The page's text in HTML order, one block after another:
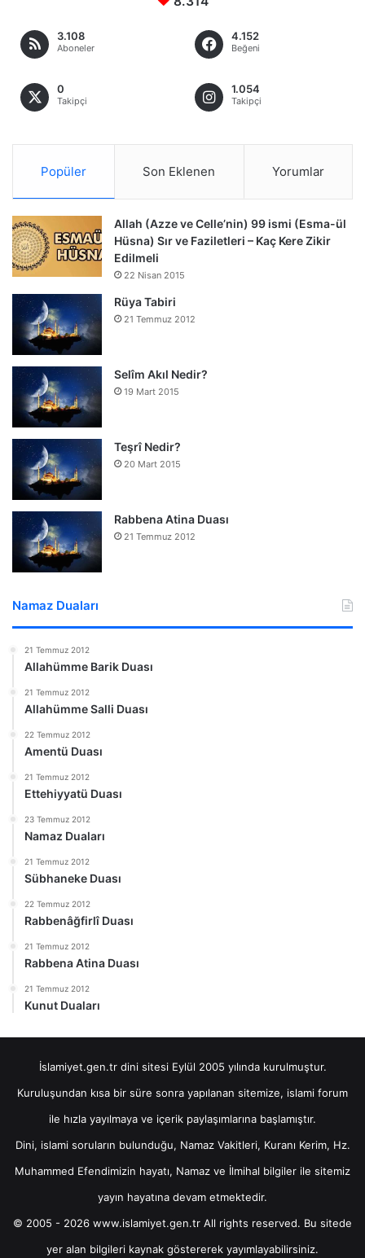
3.108
Aboneler
4.152
Beğeni
0
Takipçi
1.054
Takipçi
Popüler Son Eklenen Yorumlar
Allah (Azze ve Celle’nin) 99 ismi (Esma-ül
Hüsna) Sır ve Faziletleri – Kaç Kere Zikir
Edilmeli
22 Nisan 2015
Rüya Tabiri
21 Temmuz 2012
Selîm Akıl Nedir?
19 Mart 2015
Teşrî Nedir?
20 Mart 2015
Rabbena Atina Duası
21 Temmuz 2012
Namaz Duaları
21 Temmuz 2012
Allahümme Barik Duası
21 Temmuz 2012
Allahümme Salli Duası
22 Temmuz 2012
Amentü Duası
21 Temmuz 2012
Ettehiyyatü Duası
23 Temmuz 2012
Namaz Duaları
21 Temmuz 2012
Sübhaneke Duası
22 Temmuz 2012
Rabbenâğfirlî Duası
21 Temmuz 2012
Rabbena Atina Duası
21 Temmuz 2012
Kunut Duaları
İslamiyet.gen.tr dini sitesi Eylül 2005 yılında kurulmuştur.
Kuruluşundan kısa bir süre sonra yapılanan sitemize, islami forum
ile hızla yayılmaya ve içerik paylaşımlarına başlamıştır.
Dini, islami soruların bulunduğu, Namaz Vakitleri, Kuranı Kerim, Hz.
Muhammed Efendimizin hayatı, Namaz ve İlmihal bilgiler ile sitemiz
yayın hayatına devam etmektedir.
© 2005 - 2026 www.islamiyet.gen.tr All rights reserved. Bu sitede
yer alan bilgileri kaynak göstererek yayımlayabilirsiniz.